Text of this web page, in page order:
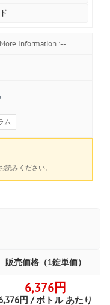
Information :--
ム
読みください。
販売価格（1錠単価）
6,376円
円 / ボトル あたり